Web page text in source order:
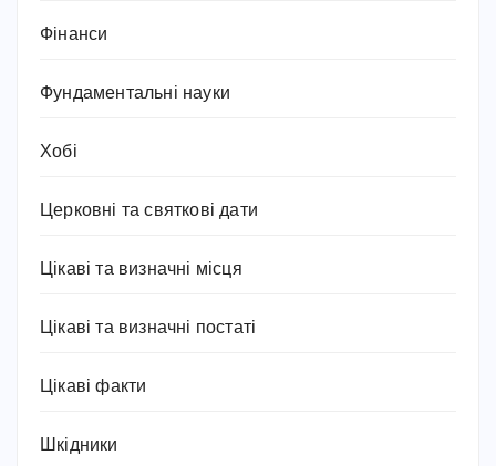
Фінанси
Фундаментальні науки
Хобі
Церковні та святкові дати
Цікаві та визначні місця
Цікаві та визначні постаті
Цікаві факти
Шкідники